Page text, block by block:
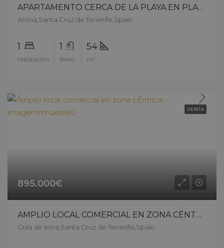
APARTAMENTO CERCA DE LA PLAYA EN PLAYA DE LAS AMERICAS – 12301cp26
Arona,Santa Cruz de Tenerife,Spain
1
Habitación
1
Baño
54
m²
VENTA
895.000€
AMPLIO LOCAL COMERCIAL EN ZONA CÉNTRICA – 12112cp25
Guía de Isora,Santa Cruz de Tenerife,Spain